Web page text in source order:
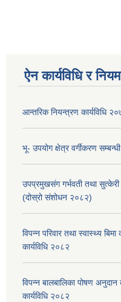
ऐन कार्यविधि र
आन्तरिक नियन्त्रण कार्यविधि
भू- उपयोग क्षेत्र वर्गीकरण
उपप्रमुखसंग गर्भवती तथा सुत्केरी
(दोस्रो संशोधन २०८२)
विपन्न परिवार तथा स्वास्थ्य
कार्यविधि २०८२
विपन्न बालबालिका पोषण
कार्यविधि २०८२